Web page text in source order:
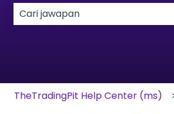
TheTradingPit Help Center (ms)